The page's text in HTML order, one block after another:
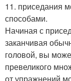
11. приседания
способами.
Начиная с
заканчивая
головой, вы
превеликого